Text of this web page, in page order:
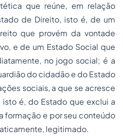
que reúne, em relação
de Direito, isto é, de um
que provém da vontade
e de um Estado Social que
no jogo social; é a
do cidadão e do Estado
sociais, a que se acresce
é, do Estado que exclui a
formação e por seu conteúdo
legitimado.